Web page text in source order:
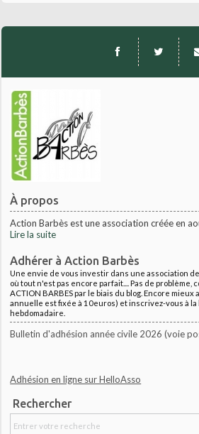
À propos
Action Barbès est une association créée en
Lire la suite
Adhérer à Action Barbès
Une envie de vous investir dans une association
où tout n'est pas encore parfait.... Pas de problème,
ACTION BARBES par le biais du blog. Encore
annuelle est fixée à 10euros) et inscrivez-vous à
hebdomadaire.
Bulletin d'adhésion année civile 2026 (voie
Adhésion en ligne sur HelloAsso
Rechercher